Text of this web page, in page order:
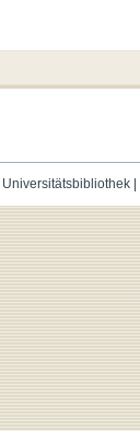
Universitätsbibliothek|